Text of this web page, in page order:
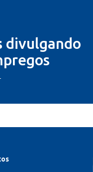
divulgando